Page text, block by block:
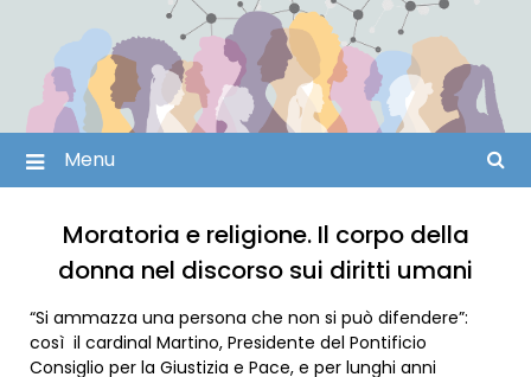
Menu
Moratoria e religione. Il corpo della
donna nel discorso sui diritti umani
“Si ammazza una persona che non si può difendere”:
così il cardinal Martino, Presidente del Pontificio
Consiglio per la Giustizia e Pace, e per lunghi anni